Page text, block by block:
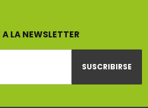
LA NEWSLETTER
SUSCRIBIRSE